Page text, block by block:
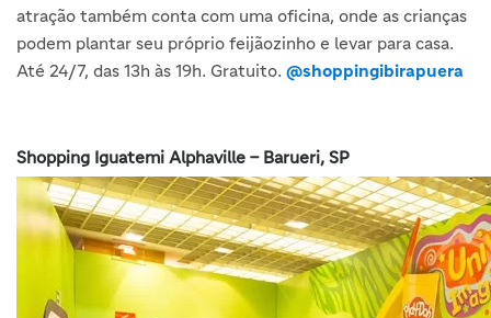
atração também conta com uma oficina, onde as crianças
podem plantar seu próprio feijãozinho e levar para casa.
Até 24/7, das 13h às 19h. Gratuito. @shoppingibirapuera
Shopping Iguatemi Alphaville – Barueri, SP